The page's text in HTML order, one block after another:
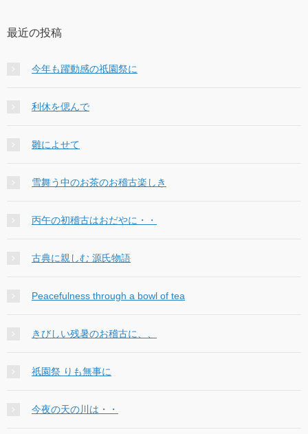
最近の投稿
今年も躍動感の祇園祭に
利休を偲んで
雛によせて
雪舞う中のお茶のお稽古楽しき
丙午の初稽古はおだやに・・
古典に親しむ 源氏物語
Peacefulness through a bowl of tea
きびしい残暑のお稽古に、、
祇園祭 りも無事に
今夜の天の川は・・